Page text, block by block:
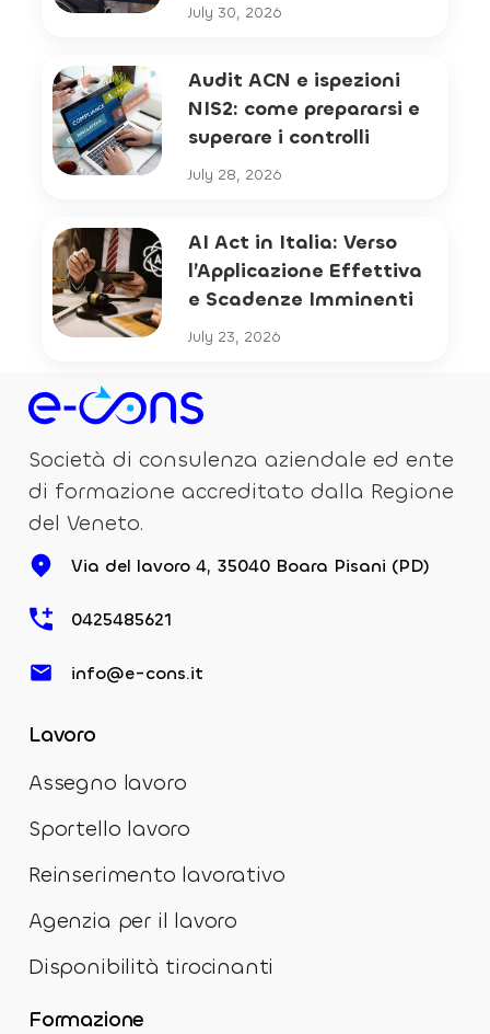
July 30, 2026
Audit ACN e ispezioni
NIS2: come prepararsi e
superare i controlli
July 28, 2026
AI Act in Italia: Verso
l’Applicazione Effettiva
e Scadenze Imminenti
July 23, 2026
Società di consulenza aziendale ed ente
di formazione accreditato dalla Regione
del Veneto.
Via del lavoro 4, 35040 Boara Pisani (PD)
0425485621
info@e-cons.it
Lavoro
Assegno lavoro
Sportello lavoro
Reinserimento lavorativo
Agenzia per il lavoro
Disponibilità tirocinanti
Formazione